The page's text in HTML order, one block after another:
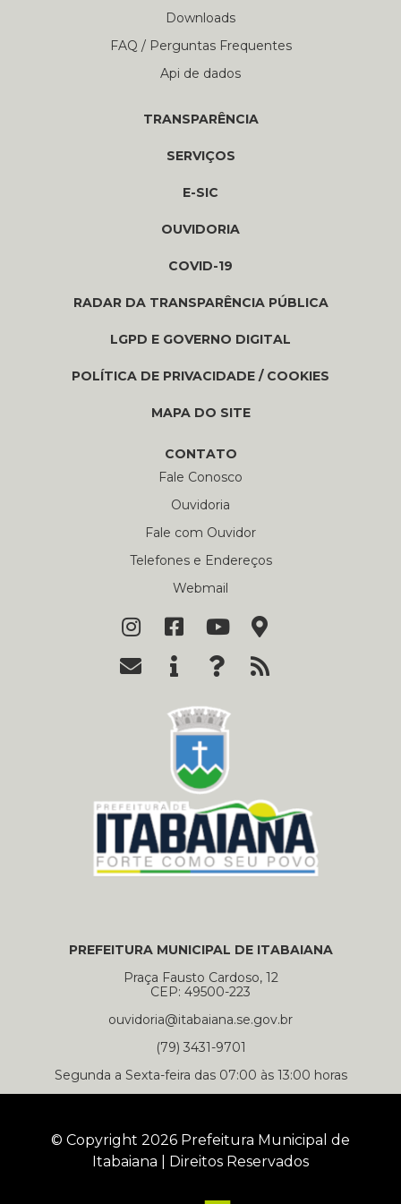
Downloads
FAQ / Perguntas Frequentes
Api de dados
TRANSPARÊNCIA
SERVIÇOS
E-SIC
OUVIDORIA
COVID-19
RADAR DA TRANSPARÊNCIA PÚBLICA
LGPD E GOVERNO DIGITAL
POLÍTICA DE PRIVACIDADE / COOKIES
MAPA DO SITE
CONTATO
Fale Conosco
Ouvidoria
Fale com Ouvidor
Telefones e Endereços
Webmail
PREFEITURA MUNICIPAL DE ITABAIANA
Praça Fausto Cardoso, 12
CEP: 49500-223
ouvidoria@itabaiana.se.gov.br
(79) 3431-9701
Segunda a Sexta-feira das 07:00 às 13:00 horas
© Copyright 2026 Prefeitura Municipal de
Itabaiana | Direitos Reservados